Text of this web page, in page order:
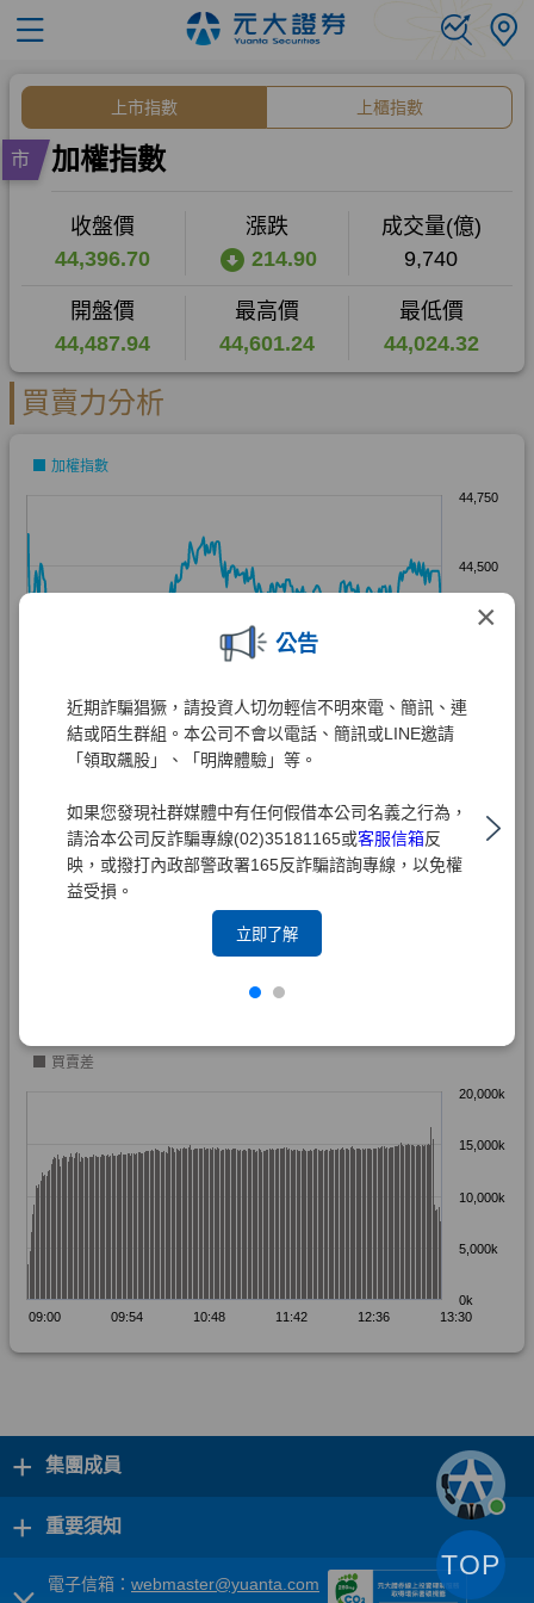
×
公告
近期詐騙猖獗，請投資人切勿輕信不明來電、簡訊、連
結或陌生群組。本公司不會以電話、簡訊或LINE邀請
「領取飆股」、「明牌體驗」等。
如果您發現社群媒體中有任何假借本公司名義之行為，
請洽本公司反詐騙專線(02)35181165或客服信箱反
映，或撥打內政部警政署165反詐騙諮詢專線，以免權
益受損。
立即了解
+ 集團成員
+ 重要須知
電子信箱： webmaster@yuanta.com
TOP